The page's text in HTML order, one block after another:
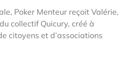
Poker Menteur reçoit Valérie,
collectif Quicury, créé à
citoyens et d’associations